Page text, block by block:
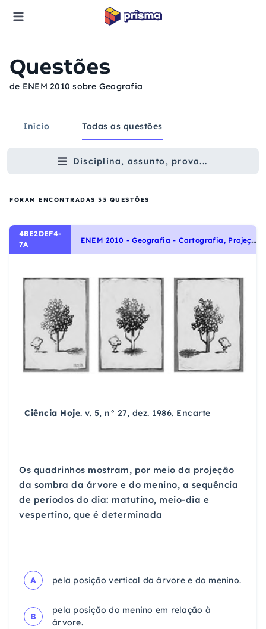
Questões
de ENEM 2010 sobre Geografia
Início Todas as questões
Disciplina, assunto, prova...
FORAM ENCONTRADAS 33 QUESTÕES
4BE2DEF4-
7A
E
NEM 2010 - Geografia - Cartografia, Projeções e Representações
Ciência Hoje. v. 5, n° 27, dez. 1986. Encarte
Os quadrinhos mostram, por meio da projeção
da sombra da árvore e do menino, a sequência
de períodos do dia: matutino, meio-dia e
vespertino, que é determinada
A pela posição vertical da árvore e do menino.
B
pela posição do menino em relação à
árvore.